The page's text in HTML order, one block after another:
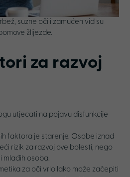
suzne oči i zamućen vid su
žlijezde.
za razvoj
utjecati na pojavu disfunkcije
faktora je starenje. Osobe iznad
rizik za razvoj ove bolesti, nego
mlađih osoba.
za oči vrlo lako može začepiti